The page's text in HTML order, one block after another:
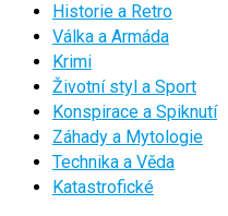
Historie a Retro
Válka a Armáda
Krimi
Životní styl a Sport
Konspirace a Spiknutí
Záhady a Mytologie
Technika a Věda
Katastrofické